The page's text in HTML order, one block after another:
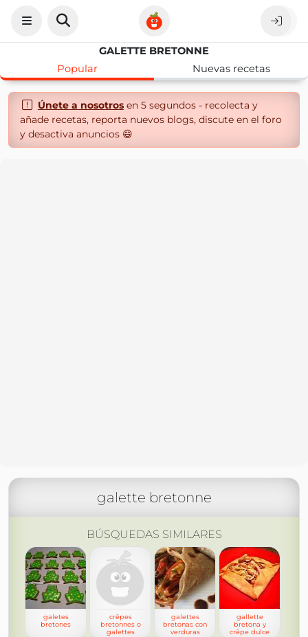
GALETTE BRETONNE
Popular
Nuevas recetas
Únete a nosotrosen 5 segundos - recolecta y
añade recetas, reporta nuevos blogs, discute en el foro
y desactiva anuncios 😄
galette bretonne
BÚSQUEDAS SIMILARES
galetes
bretones
crêpes
bretonnes o
galettes
galettes
bretonas con
verduras
gallette
bretona y
crêpe dulce